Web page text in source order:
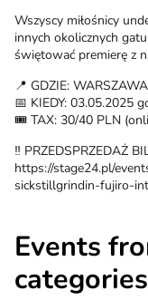
Wszyscy miłośnicy
innych okolicznych
świętować premierę z
📍 GDZIE:
📅 KIEDY: 03.05.2025
🎟️ TAX: 30/40 PLN
‼️ PRZEDSPRZEDAŻ
https://stage24.pl/
sickstillgrindin-fujiro-
Events